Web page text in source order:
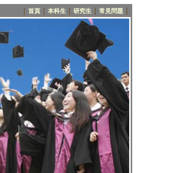
首頁 本科生 研究生 常見問題